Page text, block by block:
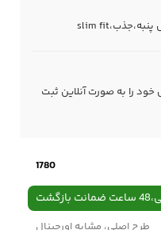
را به صورت آنلاین ثبت
1780
طرح اصلی، مشابه اورجینال